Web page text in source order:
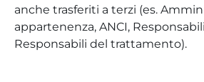
anche trasferiti a terzi (es.
appartenenza, ANCI,
Responsabili del trattamento).